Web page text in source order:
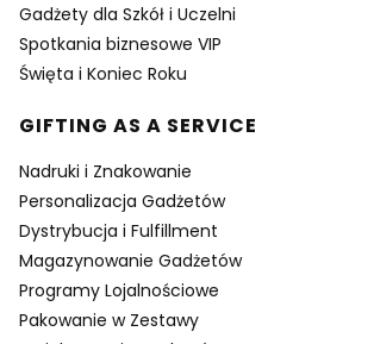
Gadżety dla Szkół i Uczelni
Spotkania biznesowe VIP
Święta i Koniec Roku
GIFTING AS A SERVICE
Nadruki i Znakowanie
Personalizacja Gadżetów
Dystrybucja i Fulfillment
Magazynowanie Gadżetów
Programy Lojalnościowe
Pakowanie w Zestawy